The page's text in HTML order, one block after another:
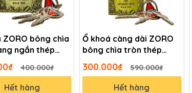
ZORO bông chìa
ngắn thép
không gỉ
400.000₫
Hết hàng
Ổ khoá càng dài ZORO
bông chìa tròn thép
hardened chống gỉ
chống nước
300.000₫ 590.000₫
Hết hàng